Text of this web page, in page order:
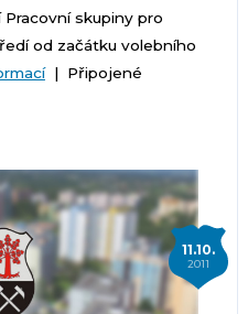
Pracovní skupiny pro
od začátku volebního
| Připojené
11.10.
2011